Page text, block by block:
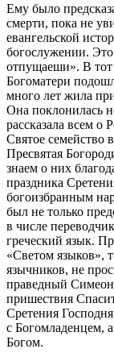
Ему было
смерти, пока не
евангельской
богослужении.
отпущаеши». В тот
Богоматери
много лет жила
Она поклонилась
рассказала всем о
Святое семейство
Пресвятая
знаем о них
праздника
богоизбранным
был не только
в числе
греческий язык.
«Светом языков»,
язычников, не
праведный
пришествия
Сретения
с Богомладенцем,
Богом.